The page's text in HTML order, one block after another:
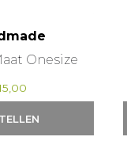
Onesize